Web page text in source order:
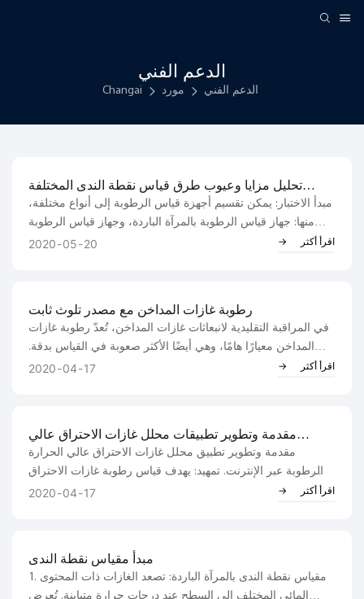
الدعم الفني
Changai مورد الدعم الفني
تحليل مزايا وعيوب طرق قياس نقطة الندى المختلفة
للرطوبة
مبدأ الاختبار: يمكن تقسيم أجهزة قياس الرطوبة إلى أنواع مختلفة،
منها: جهاز قياس الرطوبة بالمرآة الباردة، وجهاز قياس الرطوبة
بالتحليل الكهربائي، وجهاز قياس الرطوبة بالسعة الكهربائية
الدقيق بالتحليل الكهربائي، وجهاز قياس الرطوبة بالسعة الكهربائية
(Al2O3)...
2020 05 20 اقرأ أكثر
رطوبة غازات المداخن مع مصدر تلوث ثابت
في المراقبة التقليدية لانبعاثات غازات المداخن، تُعدّ رطوبة غازات
المداخن معيارًا هامًا، وهي أيضًا الأكثر صعوبة في القياس بدقة.
يتأثر قياس الرطوبة نفسه بعوامل أخرى (الضغط الجوي، درجة
2020 04 17 اقرأ أكثر
مقدمة وتطوير تطبيقات محلل غازات الاحتراق عالي
الحرارة والرطوبة عبر الإنترنت
مقدمة وتطوير تطبيق محلل غازات الاحتراق عالي الحرارة
والرطوبة عبر الإنترنت. تمهيد: يهدف قياس رطوبة غازات الاحتراق
في غازات العادم لمصدر تلوث ثابت بشكل أساسي إلى الحصول
2020 04 17 اقرأ أكثر
مبدأ مقياس نقطة الندى
1. مقياس نقطة الندى بالمرآة الباردة: تصعد الغازات ذات المحتوى
المائي المختلف إلى السطح عند درجات حرارة متباينة. تُعرض